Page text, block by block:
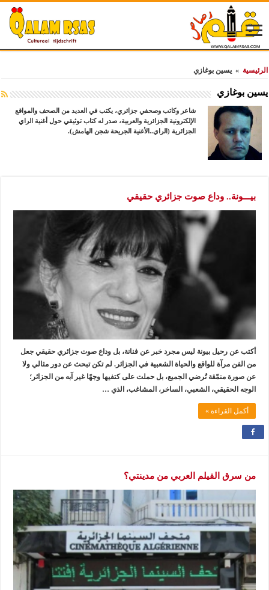
الرئيسية » يسين بوغازي
يسين بوغازي
شاعر وكاتب وصحفي جزائري، يكتب في العديد من الصحف والمواقع
الإلكترونية الجزائرية والعربية، صدر له كتاب توثيقي حول أغنية الراي
الجزائرية (الراي..الأغنية الجريحة شجن الهامش).
بيـــونة.. وداع صوت جزائري حقيقي
أكتب عن رحيل بيونة ليس مجرد خبر عن فنانة، بل وداع صوت جزائري حقيقي جعل
من الفن مرآة للواقع والحياة الشعبية في الجزائر. لم تكن تبحث عن دور مثالي ولا
عن صورة منمّقة تُرضي الجميع، بل حملت على كتفيها وجهًا غير آبه من الجزائر؛
الوجه الحقيقي، الشعبي، الساخر، المشاغب، الذي …
أكمل القراءة »
من سرق الفيلم العربي من مدينتي؟